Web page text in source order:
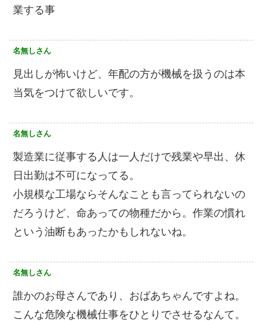
業する事
名無しさん
見出しが怖いけど、年配の方が機械を扱うのは本
当気をつけて欲しいです。
名無しさん
製造業に従事する人は一人だけで残業や早出、休
日出勤は不可になってる。
小規模な工場ならそんなことも言ってられないの
だろうけど、命あっての物種だから。作業の慣れ
という油断もあったかもしれないね。
名無しさん
誰かのお母さんであり、おばあちゃんですよね。
こんな危険な機械仕事をひとりでさせるなんて。